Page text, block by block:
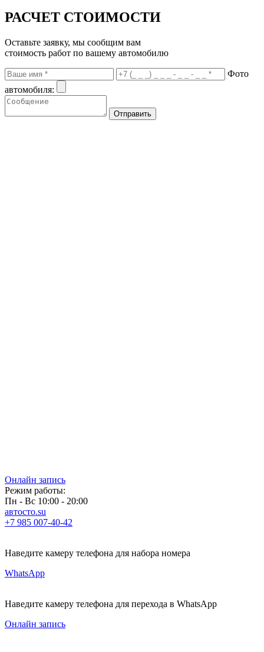
РАСЧЕТ СТОИМОСТИ
Оставьте заявку, мы сообщим вам
стоимость работ по вашему автомобилю
Фото
автомобиля:
Онлайн запись
Режим работы:
Пн - Вс 10:00 - 20:00
автосто.su
+7 985 007-40-42
Наведите камеру телефона для набора номера
WhatsApp
Наведите камеру телефона для перехода в WhatsApp
Онлайн запись